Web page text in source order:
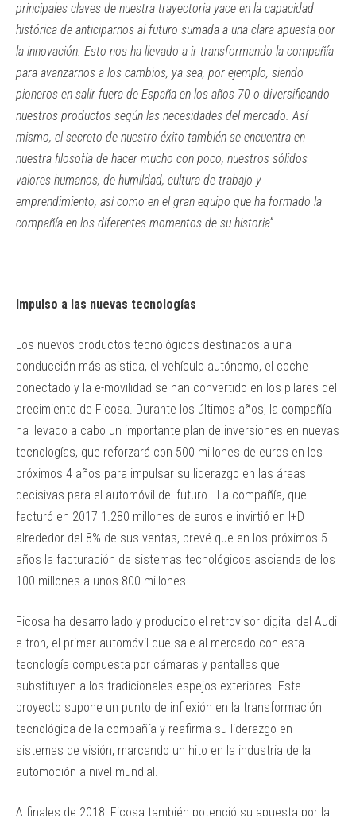
principales claves de nuestra trayectoria yace en la capacidad
histórica de anticiparnos al futuro sumada a una clara apuesta por
la innovación. Esto nos ha llevado a ir transformando la compañía
para avanzarnos a los cambios, ya sea, por ejemplo, siendo
pioneros en salir fuera de España en los años 70 o diversificando
nuestros productos según las necesidades del mercado. Así
mismo, el secreto de nuestro éxito también se encuentra en
nuestra filosofía de hacer mucho con poco, nuestros sólidos
valores humanos, de humildad, cultura de trabajo y
emprendimiento, así como en el gran equipo que ha formado la
compañía en los diferentes momentos de su historia”.
Impulso a las nuevas tecnologías
Los nuevos productos tecnológicos destinados a una
conducción más asistida, el vehículo autónomo, el coche
conectado y la e-movilidad se han convertido en los pilares del
crecimiento de Ficosa. Durante los últimos años, la compañía
ha llevado a cabo un importante plan de inversiones en nuevas
tecnologías, que reforzará con 500 millones de euros en los
próximos 4 años para impulsar su liderazgo en las áreas
decisivas para el automóvil del futuro. La compañía, que
facturó en 2017 1.280 millones de euros e invirtió en I+D
alrededor del 8% de sus ventas, prevé que en los próximos 5
años la facturación de sistemas tecnológicos ascienda de los
100 millones a unos 800 millones.
Ficosa ha desarrollado y producido el retrovisor digital del Audi
e-tron, el primer automóvil que sale al mercado con esta
tecnología compuesta por cámaras y pantallas que
substituyen a los tradicionales espejos exteriores. Este
proyecto supone un punto de inflexión en la transformación
tecnológica de la compañía y reafirma su liderazgo en
sistemas de visión, marcando un hito en la industria de la
automoción a nivel mundial.
A finales de 2018, Ficosa también potenció su apuesta por la